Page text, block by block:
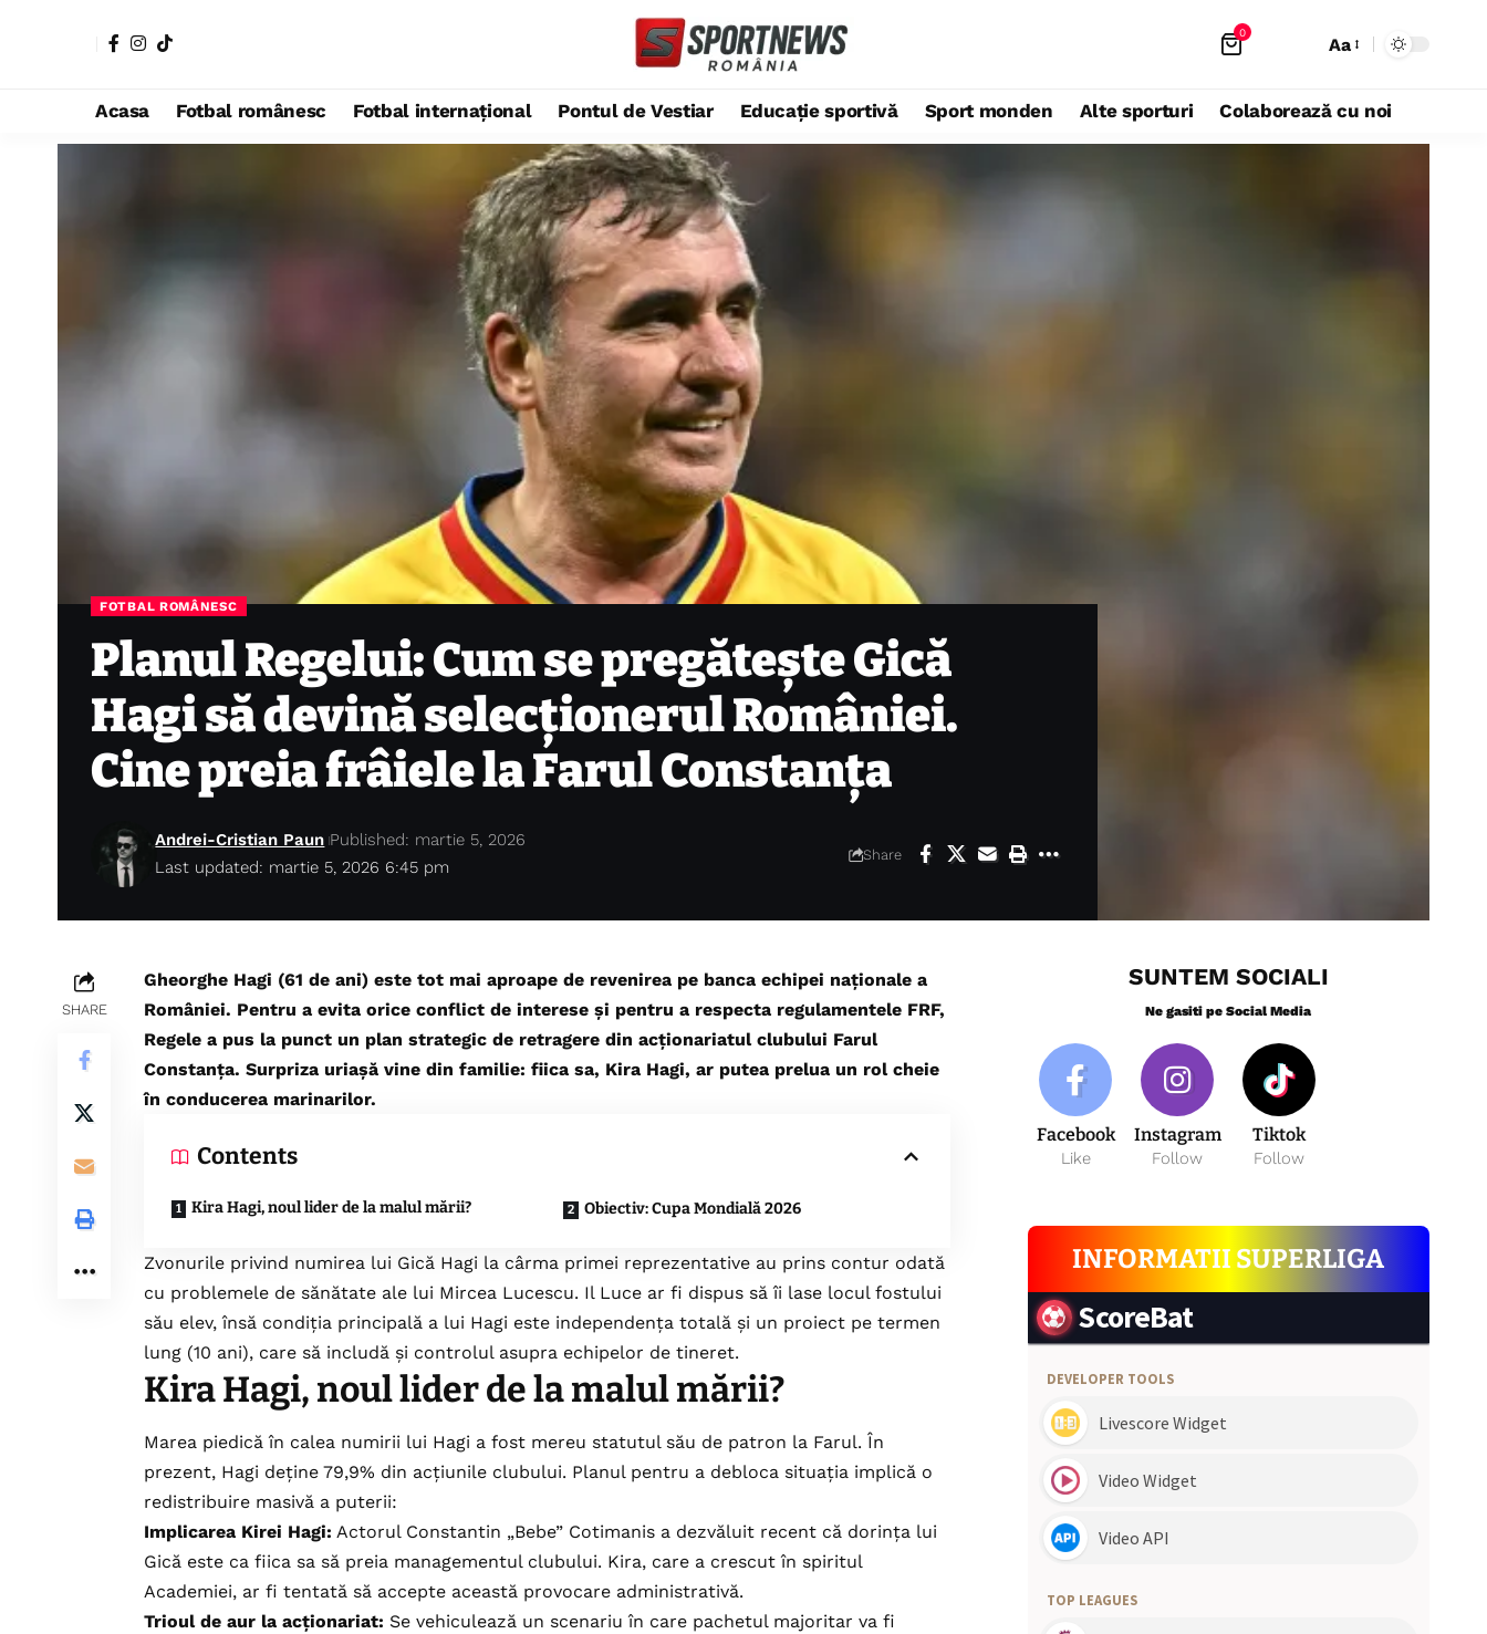
0
Aa
Acasa Fotbal românesc Fotbal internațional Pontul de Vestiar Educație sportivă Sport monden Alte sporturi Colaborează cu noi
FOTBAL ROMÂNESC
Planul Regelui: Cum se pregătește Gică
Hagi să devină selecționerul României.
Cine preia frâiele la Farul Constanța
Last updated: martie 5, 2026 6:45 pm
Andrei-Cristian Paun Published: martie 5, 2026
Share
SHARE
Gheorghe Hagi (61 de ani) este tot mai aproape de revenirea pe banca echipei naționale a
României. Pentru a evita orice conflict de interese și pentru a respecta regulamentele FRF,
Regele a pus la punct un plan strategic de retragere din acționariatul clubului Farul
Constanța. Surpriza uriașă vine din familie: fiica sa, Kira Hagi, ar putea prelua un rol cheie
în conducerea marinarilor.
Contents
​Kira Hagi, noul lider de la malul mării? ​Obiectiv: Cupa Mondială 2026
​Zvonurile privind numirea lui Gică Hagi la cârma primei reprezentative au prins contur odată
cu problemele de sănătate ale lui Mircea Lucescu. Il Luce ar fi dispus să îi lase locul fostului
său elev, însă condiția principală a lui Hagi este independența totală și un proiect pe termen
lung (10 ani), care să includă și controlul asupra echipelor de tineret.
​Kira Hagi, noul lider de la malul mării?
​Marea piedică în calea numirii lui Hagi a fost mereu statutul său de patron la Farul. În
prezent, Hagi deține 79,9% din acțiunile clubului. Planul pentru a debloca situația implică o
redistribuire masivă a puterii:
Implicarea Kirei Hagi: Actorul Constantin „Bebe” Cotimanis a dezvăluit recent că dorința lui
Gică este ca fiica sa să preia managementul clubului. Kira, care a crescut în spiritul
Academiei, ar fi tentată să accepte această provocare administrativă.
Trioul de aur la acționariat: Se vehiculează un scenariu în care pachetul majoritar va fi
SUNTEM SOCIALI
Ne gasiti pe Social Media
Facebook
Like
Instagram
Follow
Tiktok
Follow
INFORMATII SUPERLIGA